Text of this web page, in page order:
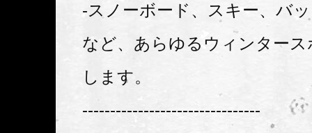
-スノーボード、スキー、バ
など、あらゆるウィンター
します。
--------------------------------